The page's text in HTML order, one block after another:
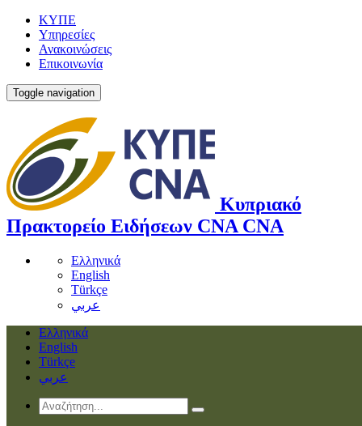
ΚΥΠΕ
Υπηρεσίες
Ανακοινώσεις
Επικοινωνία
Toggle navigation
Κυπριακό
Πρακτορείο Ειδήσεων CNA CNA
Ελληνικά
English
Türkçe
عربي
Ελληνικά
English
Türkçe
عربي